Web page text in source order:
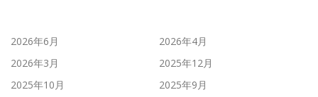
2026年6月
2026年4月
2026年3月
2025年12月
2025年10月
2025年9月